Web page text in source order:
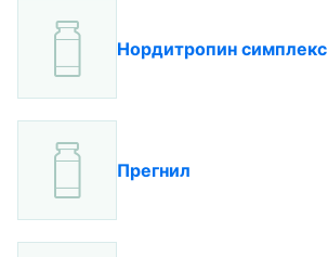
Нордитропин симплекс
Прегнил